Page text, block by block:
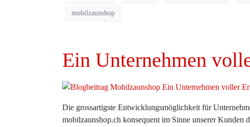
mobilzaunshop
Ein Unternehmen
Die grossartigste Entwicklungsmöglichkeit für
mobilzaunshop.ch konsequent im Sinne unserer